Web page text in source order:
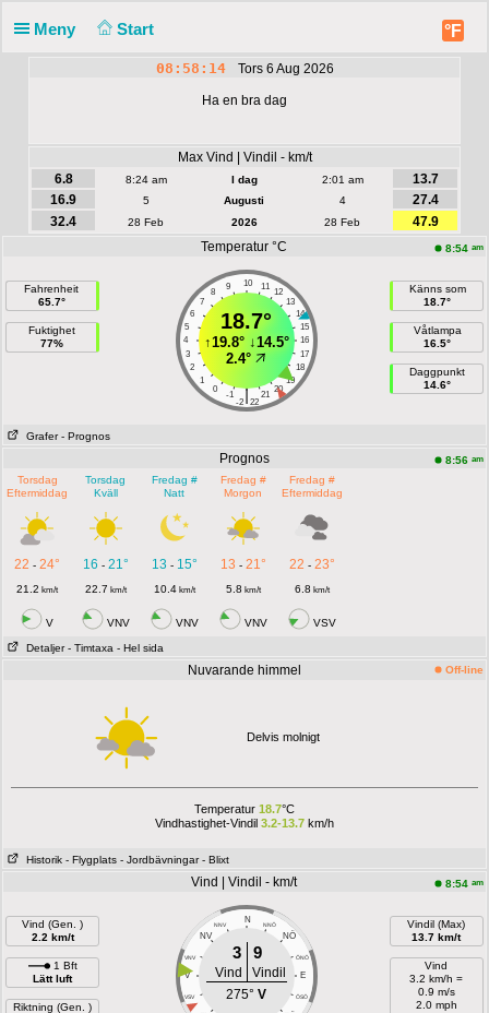
Meny Start °F
08:58:14 Tors 6 Aug 2026
Ha en bra dag
Max Vind | Vindil - km/t
6.8
8:24 am I dag 2:01 am
13.7
16.9
5 Augusti 4
27.4
32.4
28 Feb 2026 28 Feb
47.9
Temperatur °C
8:54 am
Fahrenheit
65.7°
Fuktighet
77%
10
9 11
8
12
7
13
6
14
5
15
4
16
3
17
2
18
1
19
0
20
-1 21
|
-2 22
18.7°
↑19.8°↓14.5°
2.4°
Känns som
18.7°
Våtlampa
16.5°
Daggpunkt
14.6°
Grafer - Prognos
Prognos 8:56 am
Torsdag
Eftermiddag
Torsdag
Kväll
Fredag ​​#
Natt
Fredag ​​#
Morgon
Fredag ​​#
Eftermiddag
22 -24° 16 - 21° 13 - 15° 13 - 21° 22 - 23°
21.2 km/t 22.7 km/t 10.4km/t 5.8 km/t 6.8 km/t
V VNV VNV VNV VSV
Detaljer - Timtaxa - Hel sida
Nuvarande himmel Off-line
Delvis molnigt
Temperatur 18.7°C
Vindhastighet-Vindil 3.2-13.7km/h
Historik - Flygplats - Jordbävningar - Blixt
Vind | Vindil - km/t 8:54 am
Vind (Gen. )
2.2 km/t
1 Bft
Lätt luft
Riktning (Gen. )
N
NNV NNÖ
NV NÖ
VNV ÖNÖ
V E
VSV ÖSÖ
3 9
Vind
Vindil
275°V
Vindil (Max)
13.7 km/t
Vind
3.2 km/h =
0.9 m/s
2.0 mph